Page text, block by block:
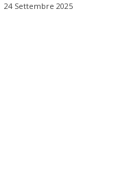
24 Settembre 2025